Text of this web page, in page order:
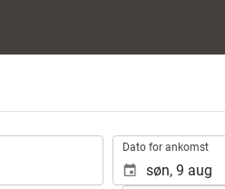
Dato for ankomst